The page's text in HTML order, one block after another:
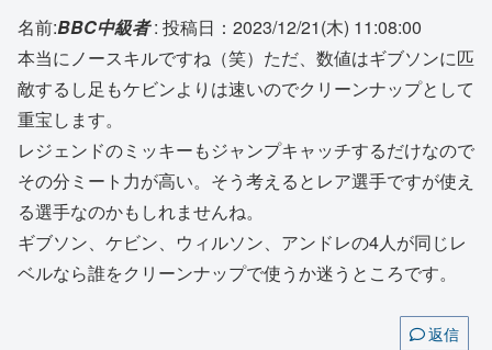
名前:BBC中級者: 投稿日：2023/12/21(木) 11:08:00
本当にノースキルですね（笑）ただ、数値はギブソンに匹
敵するし足もケビンよりは速いのでクリーンナップとして
重宝します。
レジェンドのミッキーもジャンプキャッチするだけなので
その分ミート力が高い。そう考えるとレア選手ですが使え
る選手なのかもしれませんね。
ギブソン、ケビン、ウィルソン、アンドレの4人が同じレ
ベルなら誰をクリーンナップで使うか迷うところです。
返信